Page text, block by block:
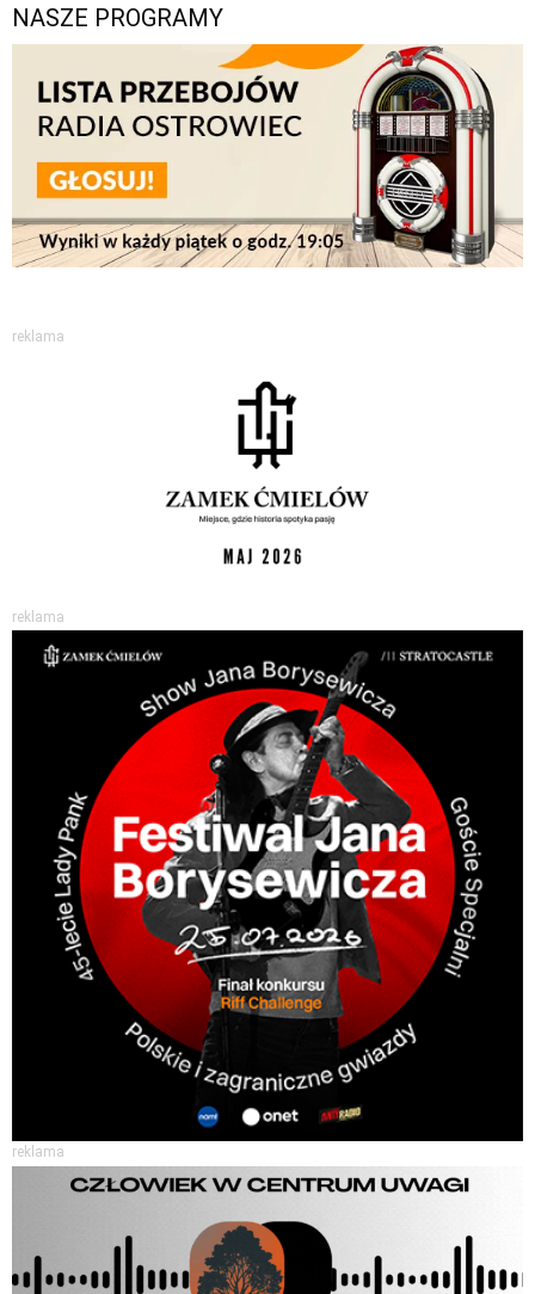
NASZE PROGRAMY
reklama
reklama
reklama